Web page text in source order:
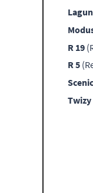
R 19
R 5
Scenic
Twizy